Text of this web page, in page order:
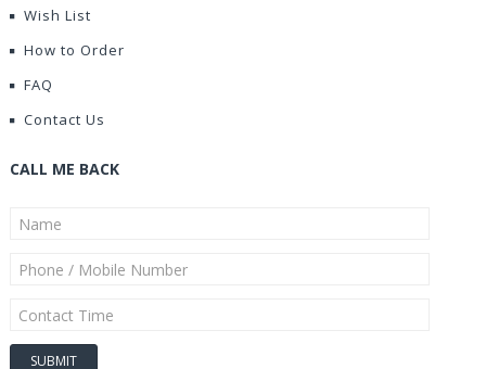
Wish List
How to Order
FAQ
Contact Us
CALL ME BACK